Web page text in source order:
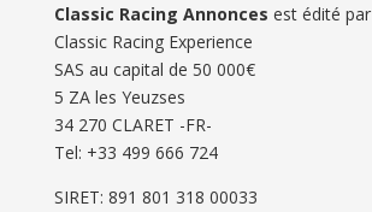
Classic Racing Annonces est édité par
Classic Racing Experience
SAS au capital de 50 000€
5 ZA les Yeuzses
34 270 CLARET -FR-
Tel: ‭+33 499 666 724‬
SIRET: 891 801 318 00033